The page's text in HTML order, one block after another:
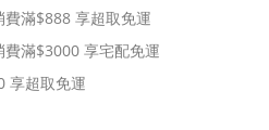
滿$888 享超取免運
滿$3000 享宅配免運
享超取免運